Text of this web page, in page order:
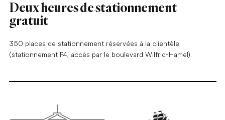
Deux heures de stationnement
gratuit
350 places de stationnement réservées à la clientèle
(stationnement P4, accès par le boulevard Wilfrid-Hamel).